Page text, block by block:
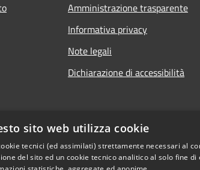
Amministrazione trasparente
Informativa privacy
Note legali
Dichiarazione di accessibilità
sito web utilizza cookie
tecnici (ed assimilati) strettamente necessari al
del sito ed un cookie tecnico analitico al solo fine di